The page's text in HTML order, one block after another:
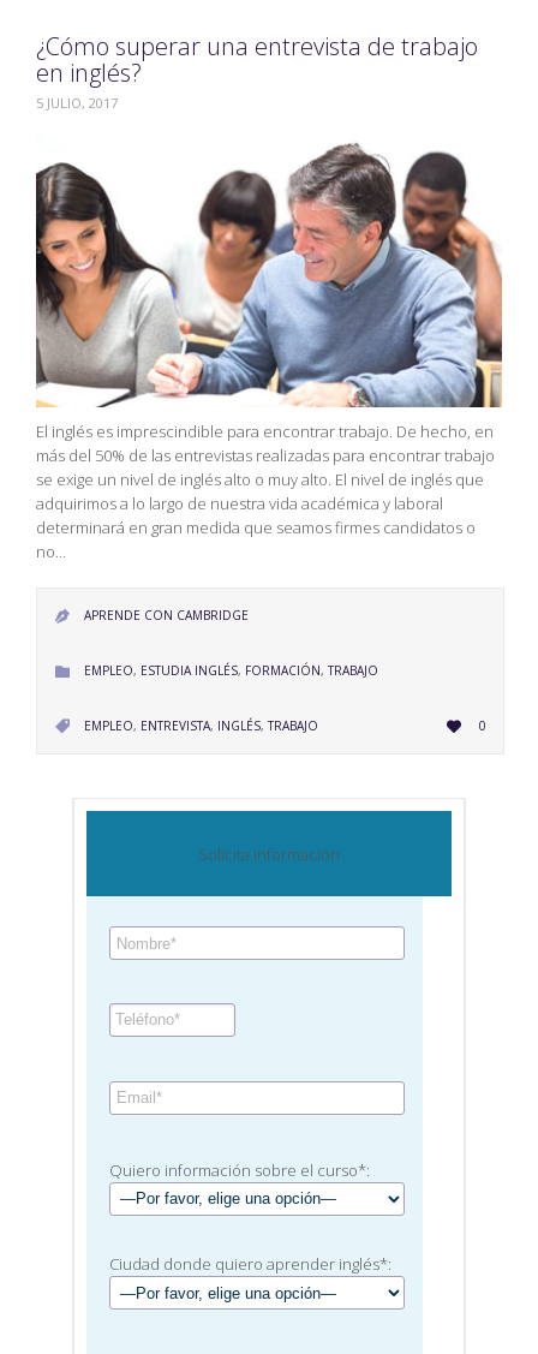
¿Cómo superar una entrevista de trabajo
en inglés?
5 JULIO, 2017
El inglés es imprescindible para encontrar trabajo. De hecho, en
más del 50% de las entrevistas realizadas para encontrar trabajo
se exige un nivel de inglés alto o muy alto. El nivel de inglés que
adquirimos a lo largo de nuestra vida académica y laboral
determinará en gran medida que seamos firmes candidatos o
no…
 APRENDE CON CAMBRIDGE
 CATEGORY
EMPLEO, ESTUDIA INGLÉS, FORMACIÓN,TRABAJO
 CATEGORY
EMPLEO, ENTREVISTA, INGLÉS,TRABAJO  LOVE
IT0
Solicita información
Quiero información sobre el curso*:
Ciudad donde quiero aprender inglés*: